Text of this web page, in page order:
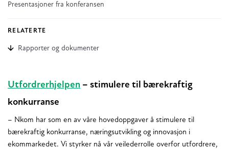
Presentasjoner fra konferansen
RELATERTE
Rapporter og dokumenter
Utfordrerhjelpen – stimulere til bærekraftig
konkurranse
– Nkom har som en av våre hovedoppgaver å stimulere til
bærekraftig konkurranse, næringsutvikling og innovasjon i
ekommarkedet. Vi styrker nå vår veilederrolle overfor utfordrere,